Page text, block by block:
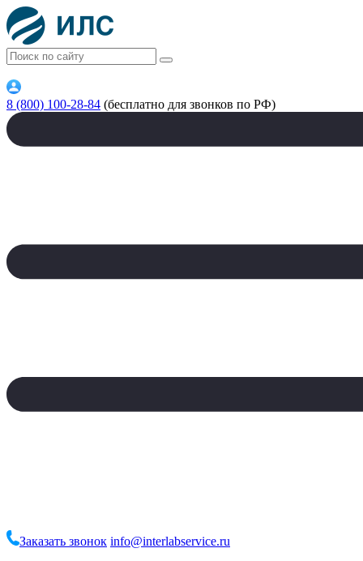
8 (800) 100-28-84 (бесплатно для звонков по РФ)
Заказать звонок info@interlabservice.ru